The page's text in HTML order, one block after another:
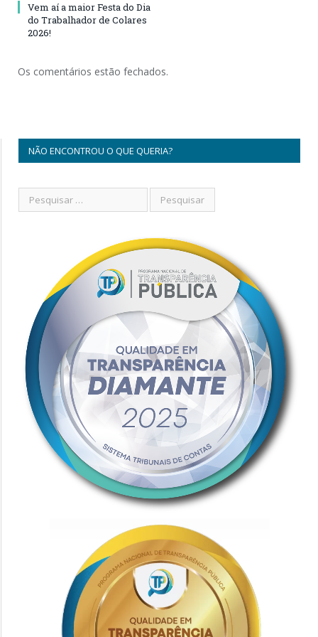
Vem aí a maior Festa do Dia
do Trabalhador de Colares
2026!
Os comentários estão fechados.
NÃO ENCONTROU O QUE QUERIA?